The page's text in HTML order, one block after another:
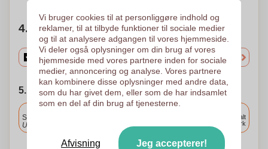
4. Vælg mængden
5. Vælg forsendelsesdato
Standard levering
Upload og godkend dine filer i morgen før 9:30.
Levering overalt
i Danmark
Vi bruger cookies til at personliggøre indhold og
reklamer, til at tilbyde funktioner til sociale medier
og til at analysere adgangen til vores hjemmeside.
Vi deler også oplysninger om din brug af vores
hjemmeside med vores partnere inden for sociale
medier, annoncering og analyse. Vores partnere
kan kombinere disse oplysninger med andre data,
som du har givet dem, eller som de har indsamlet
som en del af din brug af tjenesterne.
Afvisning Jeg accepterer!